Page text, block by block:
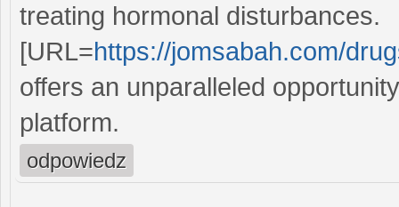
treating hormonal disturbances.
[URL=https://jomsabah.com/
offers an unparalleled
platform.
odpowiedz